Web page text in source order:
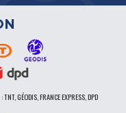
:TNT, GÉODIS, FRANCE EXPRESS, DPD